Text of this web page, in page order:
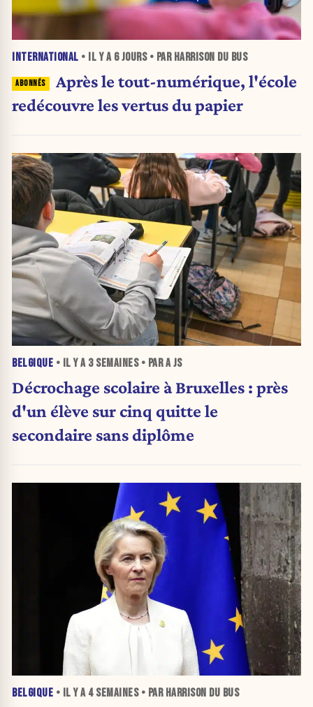
INTERNATIONAL • IL Y A 6 JOURS• PAR HARRISON DU BUS
Après le tout-numérique, l'école
redécouvre les vertus du papier
BELGIQUE • IL Y A 3 SEMAINES• PAR A JS
Décrochage scolaire à Bruxelles : près
d'un élève sur cinq quitte le
secondaire sans diplôme
BELGIQUE • IL Y A 4 SEMAINES• PAR HARRISON DU BUS